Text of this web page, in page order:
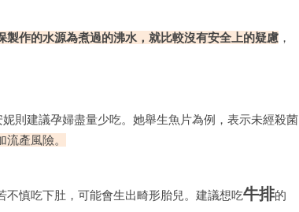
製作的水源為煮過的沸水，就比較沒有安全上的疑慮 ，
妮則建議孕婦盡量少吃。她舉生魚片為例，表示未經殺菌
流產風險。
慎吃下肚，可能會生出畸形胎兒。建議想吃牛排的